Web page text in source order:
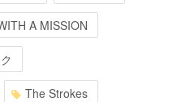
A MISSION
The Strokes